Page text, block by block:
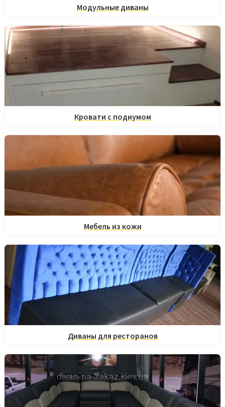
Модульные диваны
Кровати с подиумом
Мебель из кожи
Диваны для ресторанов